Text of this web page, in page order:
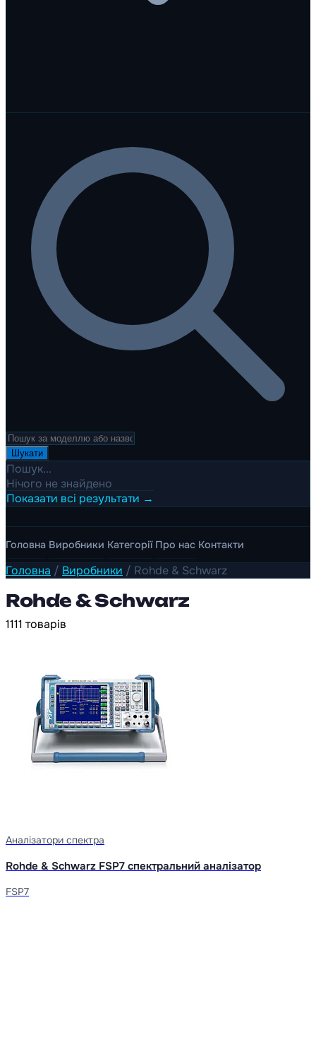
Шукати
Пошук...
Нічого не знайдено
Показати всі результати →
Головна Виробники Категорії Про нас Контакти
Головна / Виробники / Rohde & Schwarz
Rohde & Schwarz
1111 товарів
Аналізатори спектра
Rohde & Schwarz FSP7 спектральний аналізатор
FSP7